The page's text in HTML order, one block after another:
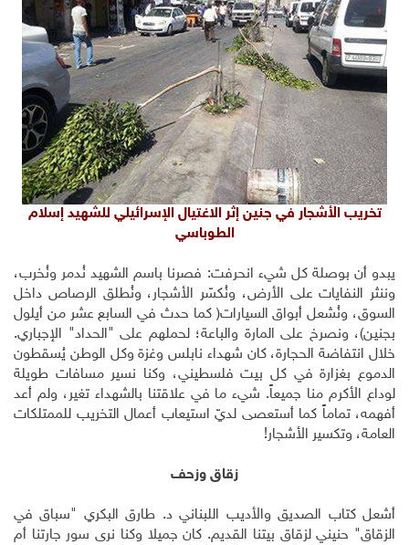
تخريب الأشجار في جنين إثر الاغتيال الإسرائيلي للشهيد إسلام
الطوباسي
يبدو أن بوصلة كل شيء انحرفت: فصرنا باسم الشهيد نُدمر ونُخرب،
وننثر النفايات على الأرض، ونُكسّر الأشجار، ونُطلق الرصاص داخل
السوق، ونُشعل أبواق السيارات( كما حدث في السابع عشر من أيلول
بجنين)، ونصرخ على المارة والباعة؛ لحملهم على "الحداد" الإجباري.
خلال انتفاضة الحجارة، كان شهداء نابلس وغزة وكل الوطن يُسقطون
الدموع بغزارة في كل بيت فلسطيني، وكنا نسير مسافات طويلة
لوداع الأكرم منا جميعاً. شيء ما في علاقتنا بالشهداء تغير، ولم أعد
أفهمه، تماماً كما أستعصى لديّ استيعاب أعمال التخريب للممتلكات
العامة، وتكسير الأشجار!
زقاق وزحف
أشعل كتاب الصديق والأديب اللبناني د. طارق البكري "سباق في
الزقاق" حنيني لزقاق بيتنا القديم. كان جميلا وكنا نرى سور جارتنا أم